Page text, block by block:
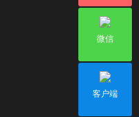
微信
客户端